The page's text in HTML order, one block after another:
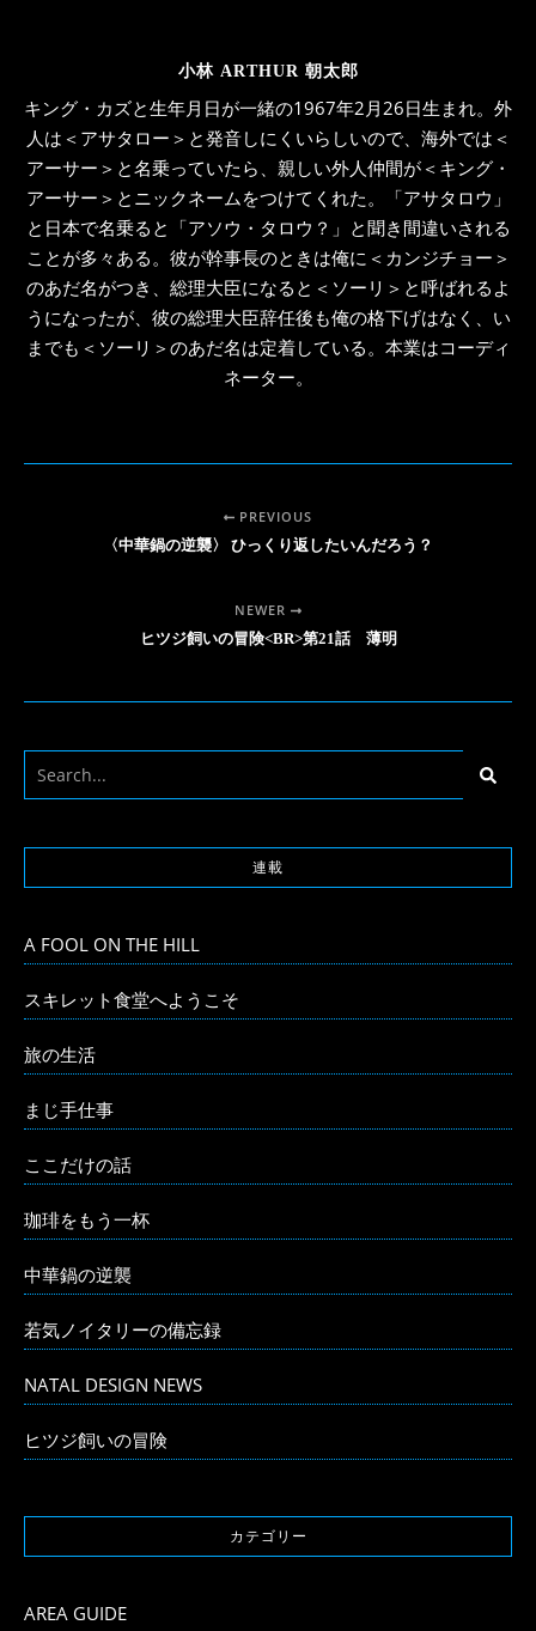
小林 ARTHUR 朝太郎
キング・カズと生年月日が一緒の1967年2月26日生まれ。外
人は＜アサタロー＞と発音しにくいらしいので、海外では＜
アーサー＞と名乗っていたら、親しい外人仲間が＜キング・
アーサー＞とニックネームをつけてくれた。「アサタロウ」
と日本で名乗ると「アソウ・タロウ？」と聞き間違いされる
ことが多々ある。彼が幹事長のときは俺に＜カンジチョー＞
のあだ名がつき、総理大臣になると＜ソーリ＞と呼ばれるよ
うになったが、彼の総理大臣辞任後も俺の格下げはなく、い
までも＜ソーリ＞のあだ名は定着している。本業はコーディ
ネーター。
PREVIOUS
〈中華鍋の逆襲〉 ひっくり返したいんだろう？
NEWER
ヒツジ飼いの冒険<BR>第21話 薄明
連載
A FOOL ON THE HILL
スキレット食堂へようこそ
旅の生活
まじ手仕事
ここだけの話
珈琲をもう一杯
中華鍋の逆襲
若気ノイタリーの備忘録
NATAL DESIGN NEWS
ヒツジ飼いの冒険
カテゴリー
AREA GUIDE